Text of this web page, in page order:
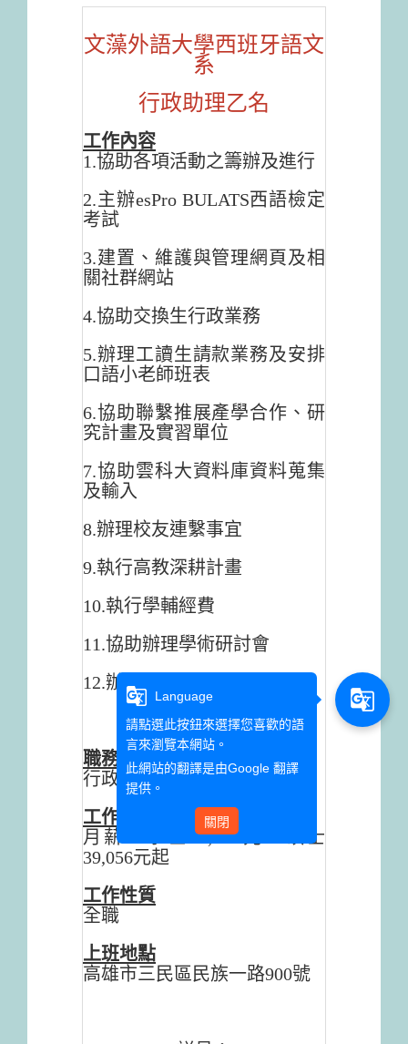
文藻外語大學西班牙語文
系
行政助理乙名
工作內容
1.協助各項活動之籌辦及進行
2.主辦esPro BULATS西語檢定
考試
3.建置、維護與管理網頁及相
關社群網站
4.協助交換生行政業務
5.辦理工讀生請款業務及安排
口語小老師班表
6.協助聯繫推展產學合作、研
究計畫及實習單位
7.協助雲科大資料庫資料蒐集
及輸入
8.辦理校友連繫事宜
9.執行高教深耕計畫
10.執行學輔經費
11.協助辦理學術研討會
12.辦理系主任臨時交辦事項
職務類別
行政人員
工作待遇
月薪：學士36,756元、碩士
39,056元起
工作性質
全職
上班地點
高雄市三民區民族一路900號
g_translate
Language
請點選此按鈕來選擇您喜歡的語
言來瀏覽本網站。
此網站的翻譯是由Google 翻譯
提供。
關閉
g_translate